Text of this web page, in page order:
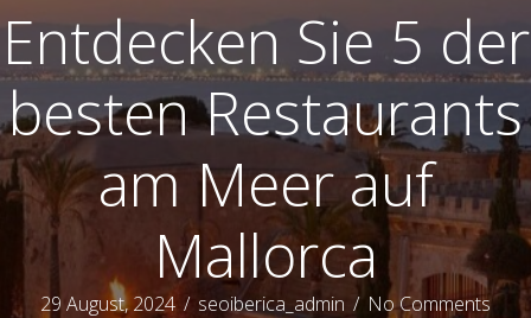
Entdecken Sie 5 der
besten Restaurants
am Meer auf
Mallorca
29 August, 2024 / seoiberica_admin / No Comments